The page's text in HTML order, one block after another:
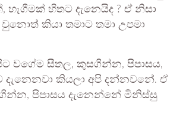
හිතට දැනෙයිද ? ඒ නිසා
කියා තමාට තමා උපමා
වගේම සීතල, කුසගින්න, පිපාසය,
කියලා අපි දන්නවනේ. ඒ
පිපාසය දැනෙන්නේ මිනිස්සු